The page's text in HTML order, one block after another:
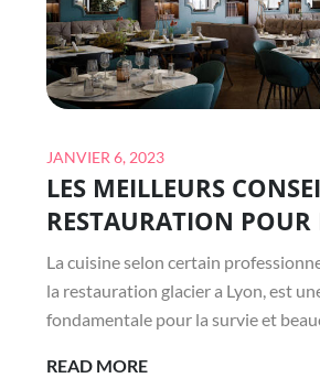
NOUVEL
AN
INOUBLIABLE
Posted
on
JANVIER 6, 2023
LES MEILLEURS
RESTAURATION POUR
La cuisine selon certain
la restauration glacier a Lyon, est
fondamentale pour la survie et
READ MORELES